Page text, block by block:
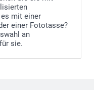
mit einer
einer Fototasse?
an
sie.